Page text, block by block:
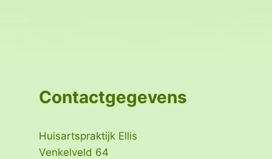
Contactgegevens
Huisartspraktijk Ellis
Venkelveld 64